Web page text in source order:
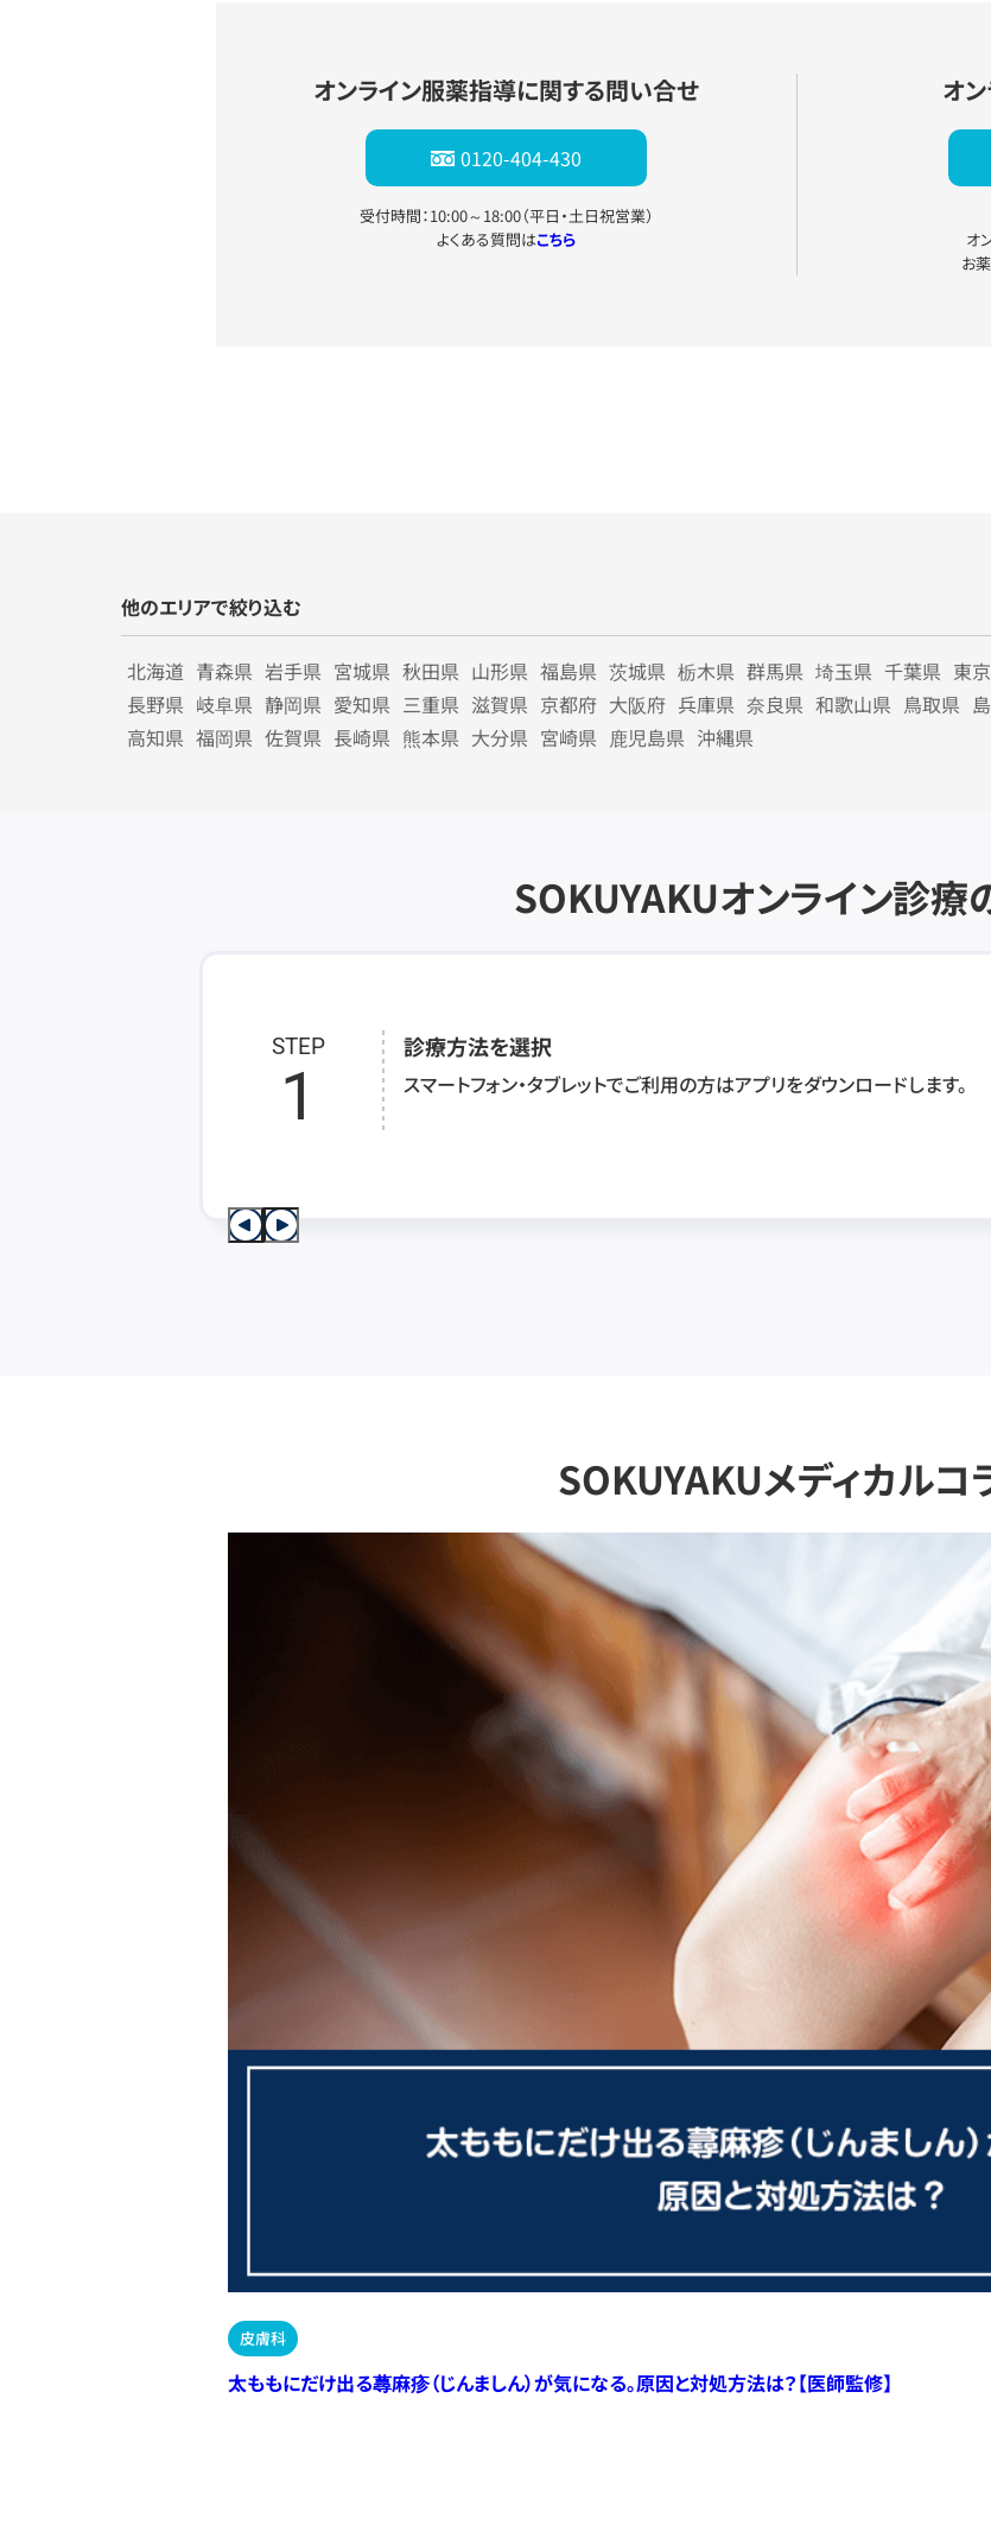
オンライン服薬指導に関する問い合せ
0120-404-430
受付時間：10:00～18:00（平日・土日祝営業）
よくある質問はこちら
オ
オ
お
他のエリアで絞り込む
北海道 青森県 岩手県 宮城県 秋田県 山形県 福島県 茨城県 栃木県 群馬県 埼玉県 千葉県 東
長野県 岐阜県 静岡県 愛知県 三重県 滋賀県 京都府 大阪府 兵庫県 奈良県 和歌山県 鳥取県
高知県 福岡県 佐賀県 長崎県 熊本県 大分県 宮崎県 鹿児島県 沖縄県
SOKUYAKUオンライン診療
STEP
1
診療方法を選択
スマートフォン・タブレットでご利用の方はアプリをダウンロードします。
SOKUYAKUメディカルコ
皮膚科
太ももにだけ出る蕁麻疹（じんましん）が気になる。原因と対処方法は？【医師監修】